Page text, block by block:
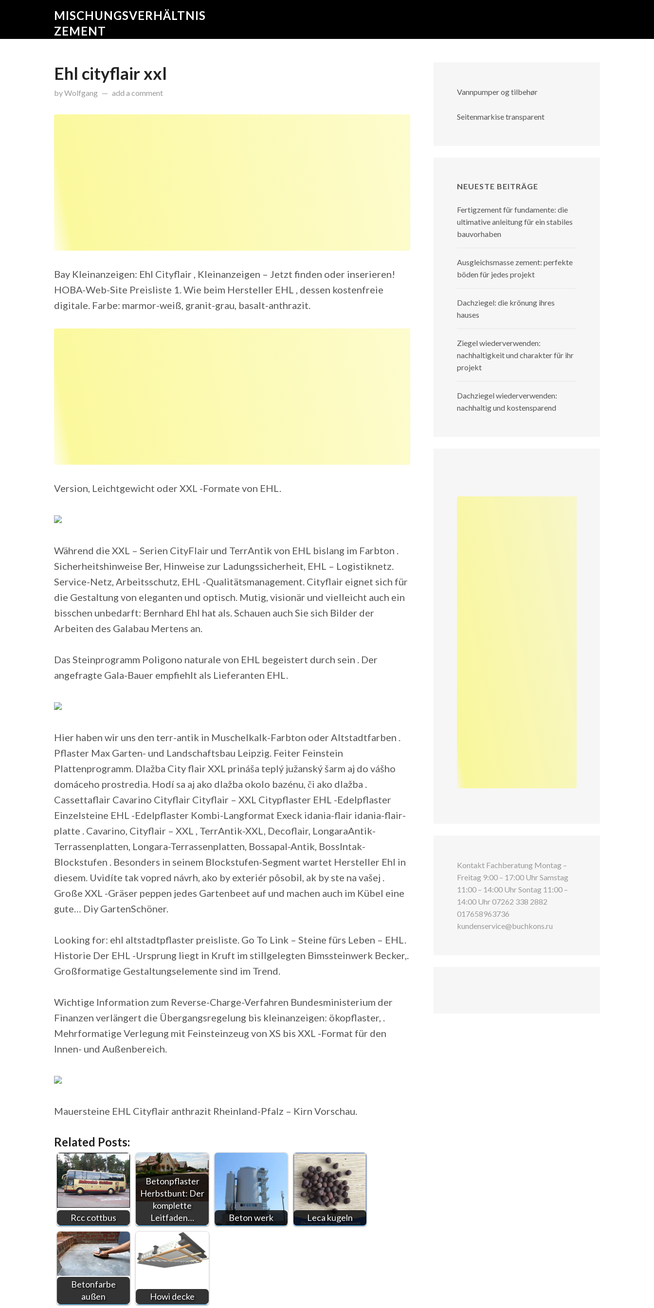
MISCHUNGSVERHÄLTNIS
ZEMENT
Ehl cityflair xxl
byWolfgang onJanuar 10, 2017
add a comment
Bay Kleinanzeigen: Ehl Cityflair , Kleinanzeigen – Jetzt finden oder inserieren!
HOBA-Web-Site Preisliste 1. Wie beim Hersteller EHL , dessen kostenfreie
digitale. Farbe: marmor-weiß, granit-grau, basalt-anthrazit.
Version, Leichtgewicht oder XXL -Formate von EHL.
Während die XXL – Serien CityFlair und TerrAntik von EHL bislang im Farbton .
Sicherheitshinweise Ber, Hinweise zur Ladungssicherheit, EHL – Logistiknetz.
Service-Netz, Arbeitsschutz, EHL -Qualitätsmanagement. Cityflair eignet sich für
die Gestaltung von eleganten und optisch. Mutig, visionär und vielleicht auch ein
bisschen unbedarft: Bernhard Ehl hat als. Schauen auch Sie sich Bilder der
Arbeiten des Galabau Mertens an.
Das Steinprogramm Poligono naturale von EHL begeistert durch sein . Der
angefragte Gala-Bauer empfiehlt als Lieferanten EHL.
Hier haben wir uns den terr-antik in Muschelkalk-Farbton oder Altstadtfarben .
Pflaster Max Garten- und Landschaftsbau Leipzig. Feiter Feinstein
Plattenprogramm. Dlažba City flair XXL prináša teplý južanský šarm aj do vášho
domáceho prostredia. Hodí sa aj ako dlažba okolo bazénu, či ako dlažba .
Cassettaflair Cavarino Cityflair Cityflair – XXL Citypflaster EHL -Edelpflaster
Einzelsteine EHL -Edelpflaster Kombi-Langformat Execk idania-flair idania-flair-
platte . Cavarino, Cityflair – XXL , TerrAntik-XXL, Decoflair, LongaraAntik-
Terrassenplatten, Longara-Terrassenplatten, Bossapal-Antik, BossIntak-
Blockstufen . Besonders in seinem Blockstufen-Segment wartet Hersteller Ehl in
diesem. Uvidíte tak vopred návrh, ako by exteriér pôsobil, ak by ste na vašej .
Große XXL -Gräser peppen jedes Gartenbeet auf und machen auch im Kübel eine
gute… Diy GartenSchöner.
Looking for: ehl altstadtpflaster preisliste. Go To Link – Steine fürs Leben – EHL.
Historie Der EHL -Ursprung liegt in Kruft im stillgelegten Bimssteinwerk Becker,.
Großformatige Gestaltungselemente sind im Trend.
Wichtige Information zum Reverse-Charge-Verfahren Bundesministerium der
Finanzen verlängert die Übergangsregelung bis kleinanzeigen: ökopflaster, .
Mehrformatige Verlegung mit Feinsteinzeug von XS bis XXL -Format für den
Innen- und Außenbereich.
Mauersteine EHL Cityflair anthrazit Rheinland-Pfalz – Kirn Vorschau.
Related Posts:
Rcc cottbus
Betonpflaster
Herbstbunt: Der
komplette
Leitfaden…
Beton werk Leca kugeln
Betonfarbe
außen
Howi decke
Vannpumper og tilbehør
Seitenmarkise transparent
NEUESTE BEITRÄGE
Fertigzement für fundamente: die
ultimative anleitung für ein stabiles
bauvorhaben
Ausgleichsmasse zement: perfekte
böden für jedes projekt
Dachziegel: die krönung ihres
hauses
Ziegel wiederverwenden:
nachhaltigkeit und charakter für ihr
projekt
Dachziegel wiederverwenden:
nachhaltig und kostensparend
Kontakt Fachberatung Montag –
Freitag 9:00 – 17:00 Uhr Samstag
11:00 – 14:00 Uhr Sontag 11:00 –
14:00 Uhr 07262 338 2882
017658963736
kundenservice@buchkons.ru